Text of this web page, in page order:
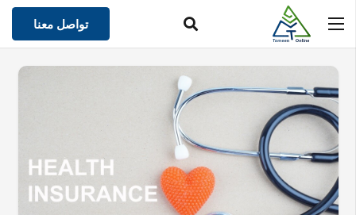
تواصل معنا